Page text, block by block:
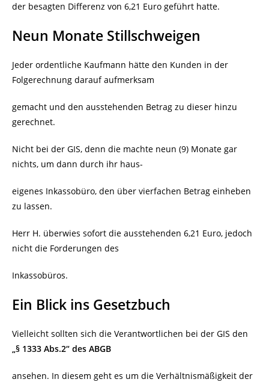
der besagten Differenz von 6,21 Euro geführt hatte.
Neun Monate Stillschweigen
Jeder ordentliche Kaufmann hätte den Kunden in der
Folgerechnung darauf aufmerksam
gemacht und den ausstehenden Betrag zu dieser hinzu
gerechnet.
Nicht bei der GIS, denn die machte neun (9) Monate gar
nichts, um dann durch ihr haus-
eigenes Inkassobüro, den über vierfachen Betrag einheben
zu lassen.
Herr H. überwies sofort die ausstehenden 6,21 Euro, jedoch
nicht die Forderungen des
Inkassobüros.
Ein Blick ins Gesetzbuch
Vielleicht sollten sich die Verantwortlichen bei der GIS den
„§ 1333 Abs.2“ des ABGB
ansehen. In diesem geht es um die Verhältnismäßigkeit der